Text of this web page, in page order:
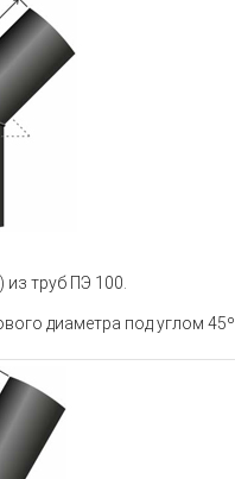
из труб ПЭ 100
диаметра под углом 45º.